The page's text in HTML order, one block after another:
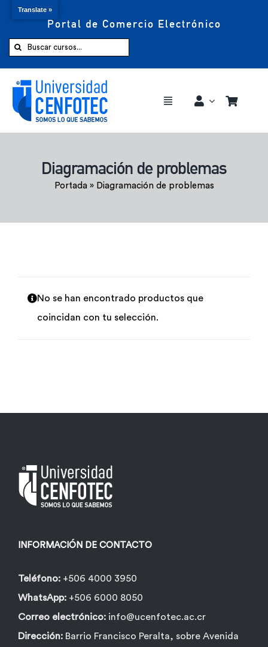
Portal de Comercio Electrónico
Buscar:
Toggle
Comprar ahora
Diagramación de problemas
Portada» Diagramación de problemas
No se han encontrado productos que
coincidan con tu selección.
INFORMACIÓN DE CONTACTO
Teléfono: +506 4000 3950
WhatsApp: +506 6000 8050
Correo electrónico: info@ucenfotec.ac.cr
Dirección: Barrio Francisco Peralta, sobre Avenida
Translate »